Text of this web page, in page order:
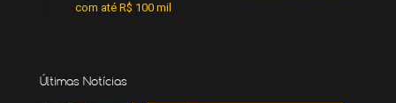
com até R$ 100 mil
Últimas Notícias